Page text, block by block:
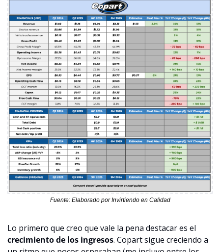
Fuente: Elaborado por Invirtiendo en Calidad
crecimiento de los ingresos. Copart sigue creciendo a